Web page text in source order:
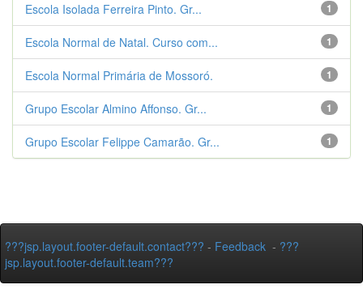
1
Escola Isolada Ferreira Pinto. Gr...
1
Escola Normal de Natal. Curso com...
1
Escola Normal Primária de Mossoró.
1
Grupo Escolar Almino Affonso. Gr...
1
Grupo Escolar Felippe Camarão. Gr...
???jsp.layout.footer-default.contact??? - Feedback - ???
jsp.layout.footer-default.team???